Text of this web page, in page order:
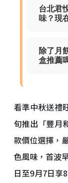
台北君
味？現
除了月
盒推薦
看準中秋送禮
旬推出「豐月
款價位選擇，
色風味，首波
日至9月7日享